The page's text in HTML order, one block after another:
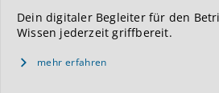
Dein digitaler Begleiter für den
Wissen jederzeit griffbereit.
mehr erfahren